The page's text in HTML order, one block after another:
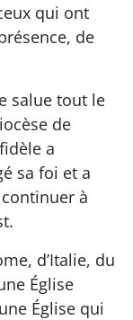
qui ont
de
salue tout le
de
a
sa foi et a
à
d’Italie, du
Église
Église qui